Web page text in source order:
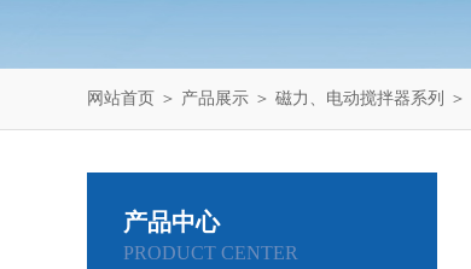
网站首页 ＞ 产品展示 ＞ 磁力、电动搅拌器系列 ＞
产品中心
PRODUCT CENTER